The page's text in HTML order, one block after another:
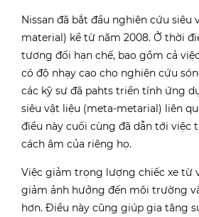
Nissan đã bắt đầu nghiên cứu siêu
material) kể từ năm 2008. Ở thời
tương đối hạn chế, bao gồm cả
có độ nhạy cao cho nghiên cứu
các kỹ sư đã pahts triển tính ứng
siêu vật liệu (meta-metarial) liên
điều này cuối cùng đã dẫn tới việc
cách âm của riêng họ.
Việc giảm trọng lượng chiếc xe từ
giảm ảnh hưởng đến môi trường
hơn. Điều này cũng giúp gia tăng